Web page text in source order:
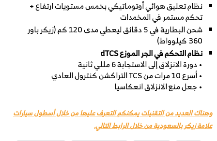
نظام تعليق هوائي أوتوماتيكي بخمس مستويات ارتفاع +
تحكم مستمر في المخمدات
شحن البطارية في 5 دقائق ليعطي مدى 120 كم (زيكر باور
360 كيلوواط)
نظام التحكم في الجر الموزع dTCS
• دورة الانزلاق إلى الاستجابة 6 مللي ثانية
• أسرع 10 مرات من TCS التراكشن كنترول العادي
• جعل منع الانزلاق انعكاسيا
وهناك العديد من التقنيات يمكنكم التعرف عليها من خلال أسطول سيارات
علامة زيكر بالسعودية من خلال الرابط التالي.